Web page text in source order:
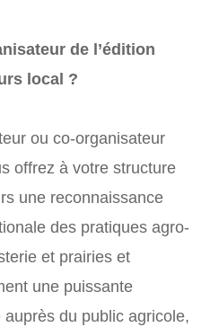
de l’édition
local ?
ou co-organisateur
offrez à votre structure
une reconnaissance
des pratiques agro-
et prairies et
une puissante
du public agricole,